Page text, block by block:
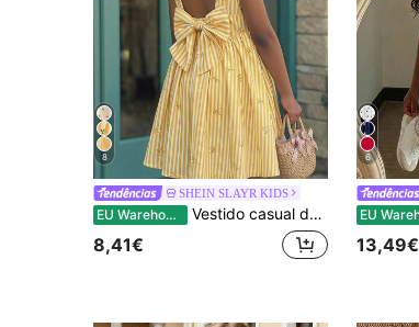
8
SHEIN SLAYR KIDS
EU Warehouse Vestido casual de alças para rapariga jovem, tecido, riscas amarelas e brancas, com estampado de laço fofo
8,41€
6
13,49€